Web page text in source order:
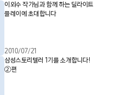
이외수 작가님과 함께 하는 딜라이트
플레이에 초대합니다
2010/07/21
삼성스토리텔러 1기를 소개합니다!
②편